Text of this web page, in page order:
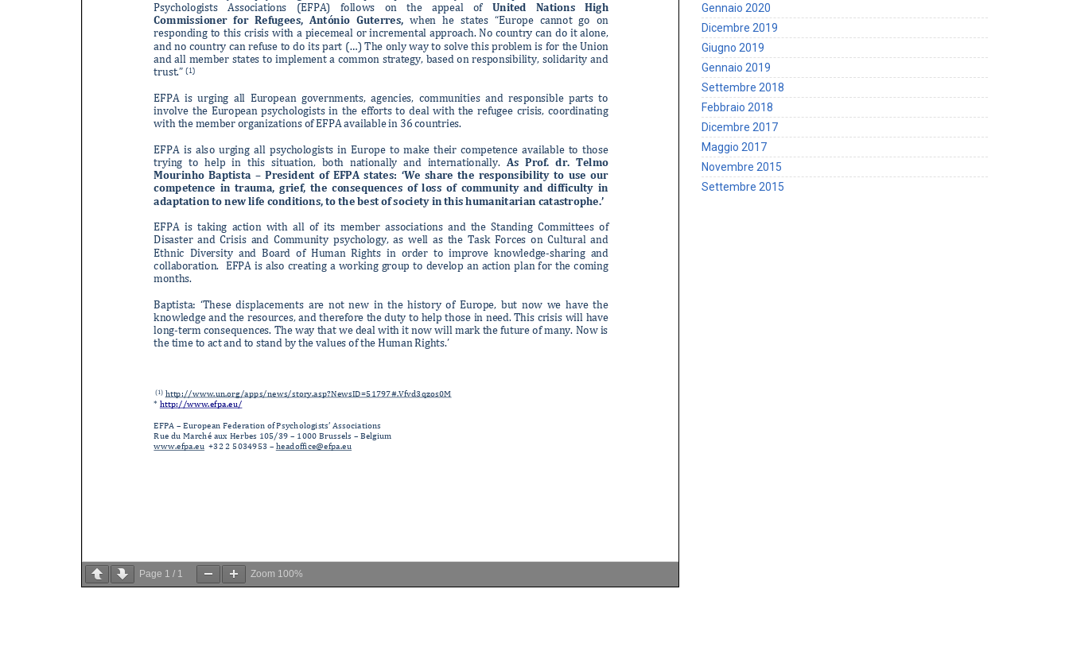
Page 1 / 1 Zoom 100%
Gennaio 2020
Dicembre 2019
Giugno 2019
Gennaio 2019
Settembre 2018
Febbraio 2018
Dicembre 2017
Maggio 2017
Novembre 2015
Settembre 2015